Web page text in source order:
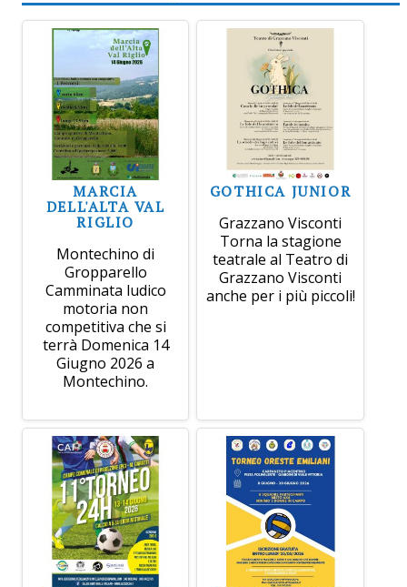
MARCIA
DELL'ALTA VAL
RIGLIO
Montechino di
Gropparello
Camminata ludico
motoria non
competitiva che si
terrà Domenica 14
Giugno 2026 a
Montechino.
GOTHICA JUNIOR
Grazzano Visconti
Torna la stagione
teatrale al Teatro di
Grazzano Visconti
anche per i più piccoli!